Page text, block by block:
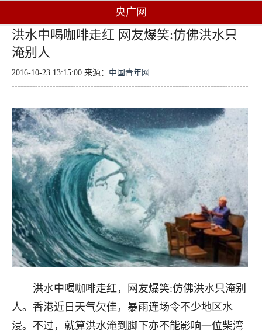
央广网
洪水中喝咖啡走红 网友爆笑:仿佛洪水只
淹别人
2016-10-23 13:15:00 来源： 中国青年网
洪水中喝咖啡走红，网友爆笑:仿佛洪水只淹别
人。香港近日天气欠佳，暴雨连场令不少地区水
浸。不过，就算洪水淹到脚下亦不能影响一位柴湾